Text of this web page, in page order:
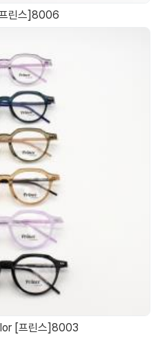
린스]8006
[프린스]8003